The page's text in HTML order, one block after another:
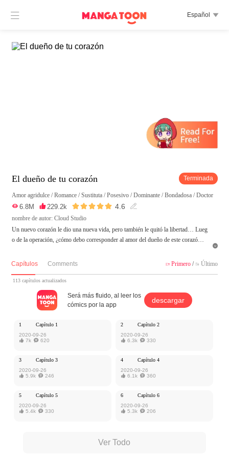
 Español 
El dueño de tu corazón Terminada
Amor agridulce /Romance /Sustituta /Posesivo /Dominante /Bondadosa /Doctor
 6.8M  229.2k  4.6 
nombre de autor: Cloud Studio
Un nuevo corazón le dio una nueva vida, pero también le quitó la libertad… Lueg
o de la operación, ¿cómo debo corresponder al amor del dueño de este corazó
MangaToon tiene autorización de Cloud Studio para publicar esa obra, el contenid

Capítulos Comments  Primero/  Último
113 capítulos actualizados
Será más fluido, al leer los
cómics por la app
descargar
1
Capítulo 1
2020-09-26
 7k 620
2
Capítulo 2
2020-09-26
 6.3k 330
3
Capítulo 3
2020-09-26
 5.9k 246
4
Capítulo 4
2020-09-26
 6.1k 360
5
Capítulo 5
2020-09-26
 5.4k 330
6
Capítulo 6
2020-09-26
 5.3k 206
Ver Todo